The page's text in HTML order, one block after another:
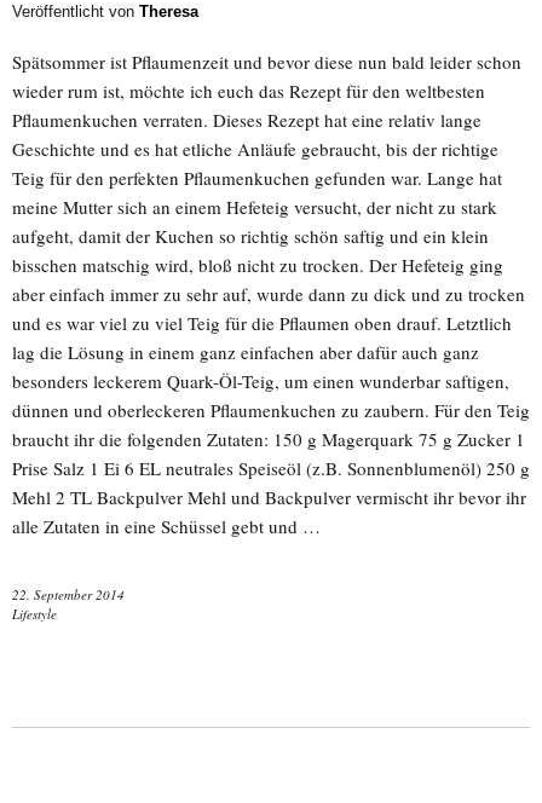
Veröffentlicht von Theresa
Spätsommer ist Pflaumenzeit und bevor diese nun bald leider schon
wieder rum ist, möchte ich euch das Rezept für den weltbesten
Pflaumenkuchen verraten. Dieses Rezept hat eine relativ lange
Geschichte und es hat etliche Anläufe gebraucht, bis der richtige
Teig für den perfekten Pflaumenkuchen gefunden war. Lange hat
meine Mutter sich an einem Hefeteig versucht, der nicht zu stark
aufgeht, damit der Kuchen so richtig schön saftig und ein klein
bisschen matschig wird, bloß nicht zu trocken. Der Hefeteig ging
aber einfach immer zu sehr auf, wurde dann zu dick und zu trocken
und es war viel zu viel Teig für die Pflaumen oben drauf. Letztlich
lag die Lösung in einem ganz einfachen aber dafür auch ganz
besonders leckerem Quark-Öl-Teig, um einen wunderbar saftigen,
dünnen und oberleckeren Pflaumenkuchen zu zaubern. Für den Teig
braucht ihr die folgenden Zutaten: 150 g Magerquark 75 g Zucker 1
Prise Salz 1 Ei 6 EL neutrales Speiseöl (z.B. Sonnenblumenöl) 250 g
Mehl 2 TL Backpulver Mehl und Backpulver vermischt ihr bevor ihr
alle Zutaten in eine Schüssel gebt und …
22. September 2014
Lifestyle